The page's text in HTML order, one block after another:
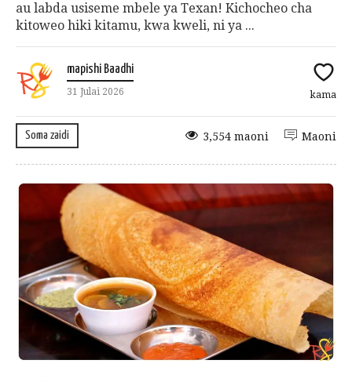
au labda usiseme mbele ya Texan! Kichocheo cha
kitoweo hiki kitamu, kwa kweli, ni ya ...
mapishi Baadhi
31 Julai 2026 kama
Soma zaidi Maoni
3,554 maoni